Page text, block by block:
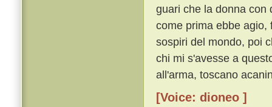
guari che la donna con
come prima ebbe agio,
sospiri del mondo, poi
chi mi s'avesse a
all'arma, toscano
[Voice: dioneo ]